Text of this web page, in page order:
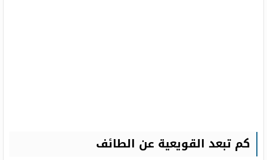
كم تبعد القويعية عن الطائف